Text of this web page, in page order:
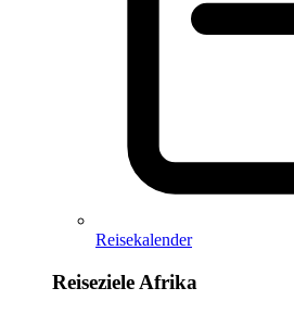
Reisekalender
Reiseziele Afrika